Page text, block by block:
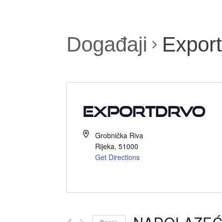
Događaji
Exportdrvo
Grobnička Riva
Rijeka, 51000
Get Directions